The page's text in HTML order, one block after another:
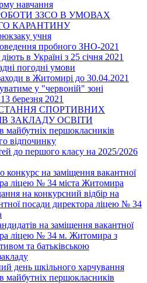
навчання
ЗЗСО В УМОВАХ
КАРАНТИНУ
учня
пробного ЗНО-2021
в Україні з 25 січня 2021
погодні умови
в Житомирі до 30.04.2021
у "червоній" зоні
березня 2021
СПОРТИВНИХ
ЗАКЛАДУ ОСВІТИ
майбутніх першокласників
відпочинку
до першого класу на 2025/2026
на заміщення вакантної
ліцею № 34 міста Житомира
на конкурсний відбір на
посади директора ліцею № 34
на заміщення вакантної
ліцею № 34 м. Житомира з
та батьківською
день шкільного харчування
майбутніх першокласників